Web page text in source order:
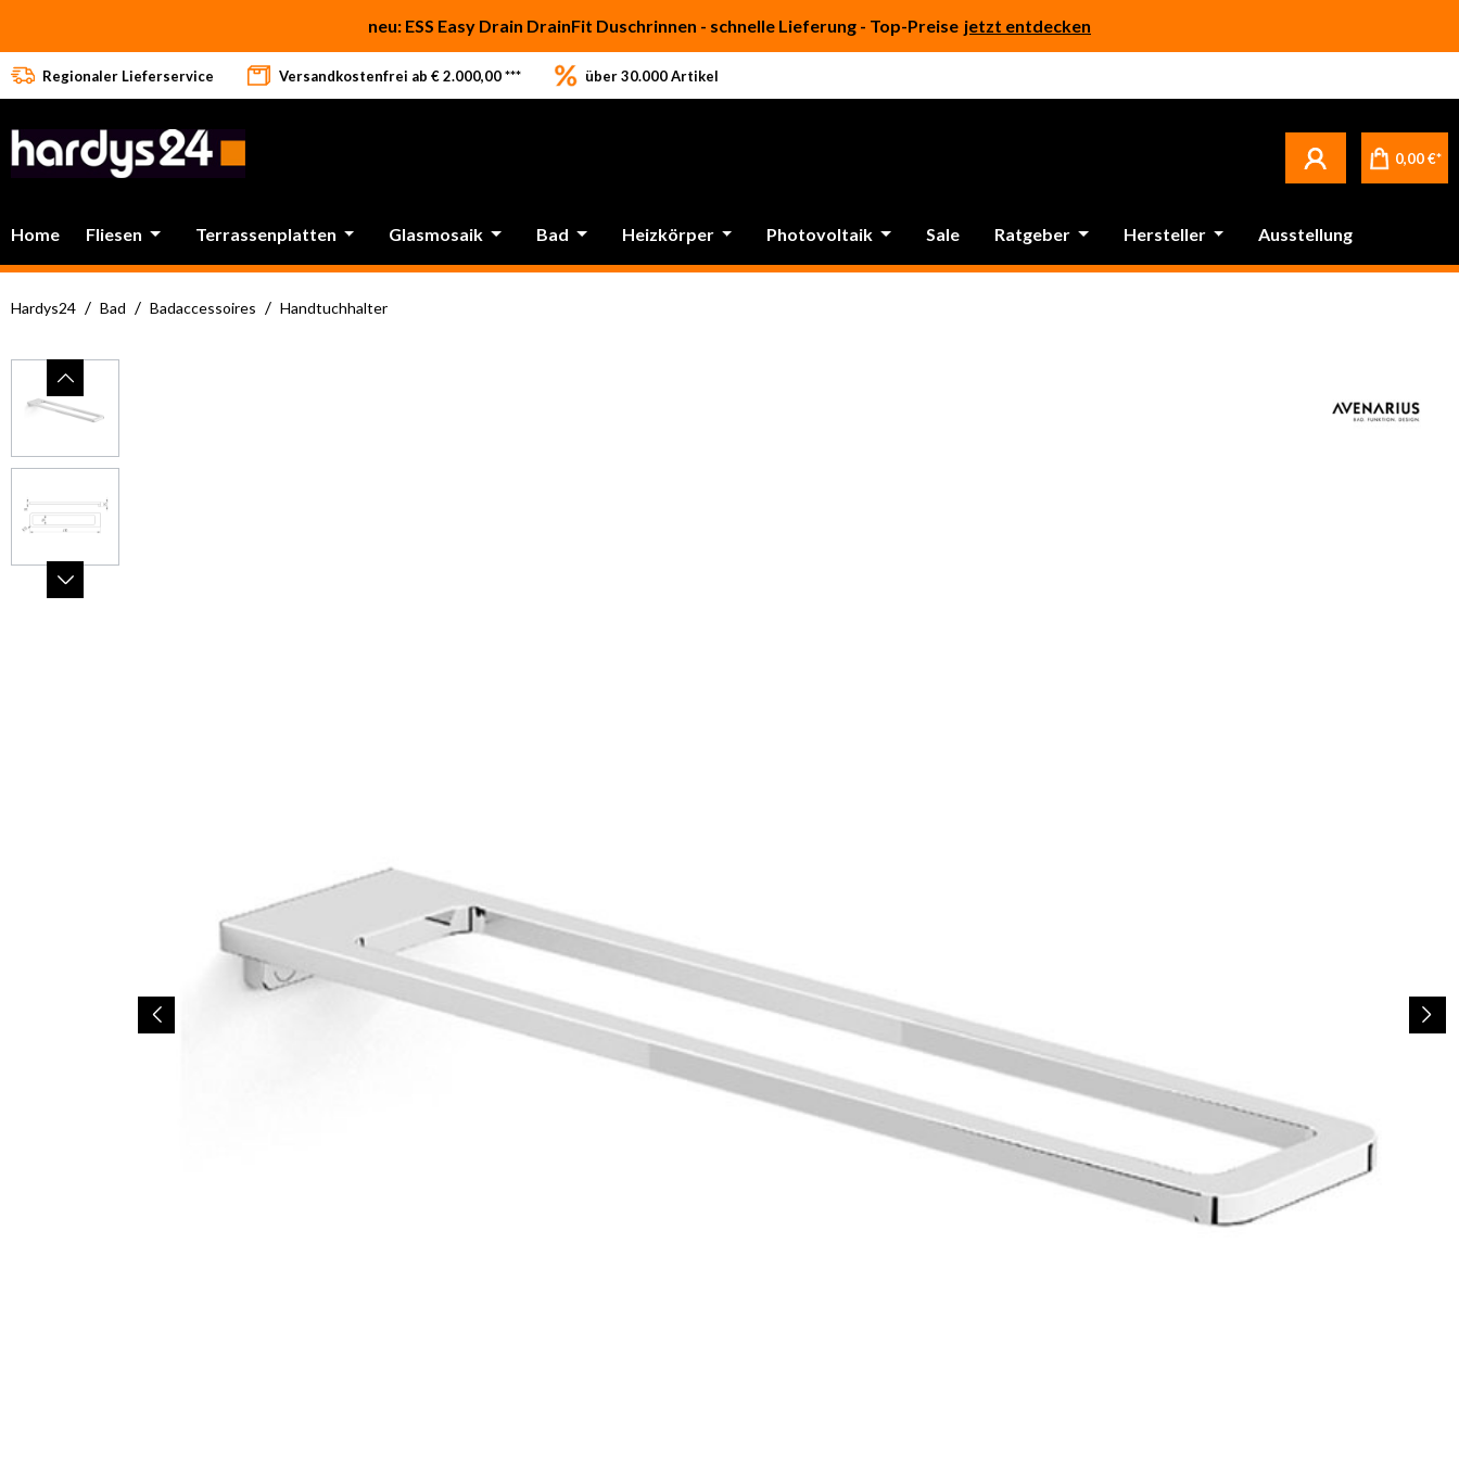
neu: ESS Easy Drain DrainFit Duschrinnen - schnelle Lieferung - Top-Preise jetzt entdecken
Regionaler Lieferservice Versandkostenfrei ab € 2.000,00 *** über 30.000 Artikel
0,00 €*
Home Fliesen Terrassenplatten Glasmosaik Bad Heizkörper Photovoltaik Sale Ratgeber Hersteller Ausstellung
Hardys24 / Bad / Badaccessoires / Handtuchhalter
Bildergalerie überspringen